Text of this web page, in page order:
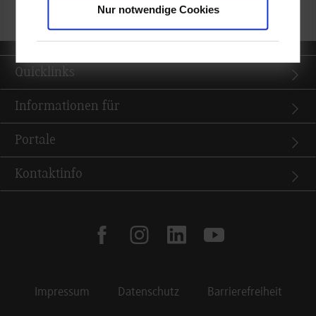
Nur notwendige Cookies
ausführlich die Fragen der elf Studieninteressierten.
Quicklinks
Informationen für
Portale
Kontaktinfo
facebookinstagramlinkedinyoutube
Impressum Datenschutz Barrierefreiheit